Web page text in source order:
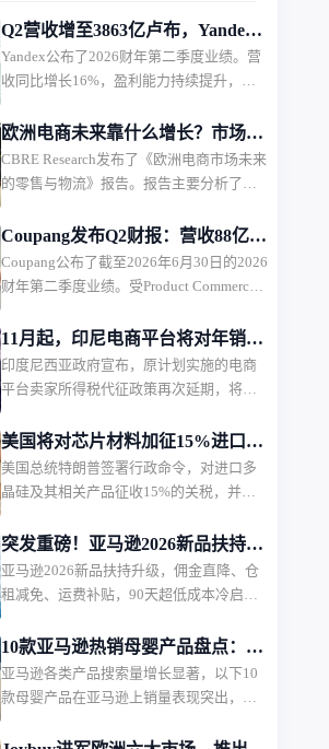
Q2营收增至3863亿卢布，Yandex
电商业务首次盈利
Yandex公布了2026财年第二季度业绩。营
收同比增长16%，盈利能力持续提升，电
欧洲电商未来靠什么增长？市场规
模、品类与物流全面解析
CBRE Research发布了《欧洲电商市场未来
的零售与物流》报告。报告主要分析了欧
商品类别，以及物流市场趋势，探讨未来
欧洲电商市场的发展方向。
Coupang发布Q2财报：营收88亿美
元，盈利能力承压
Coupang公布了截至2026年6月30日的2026
财年第二季度业绩。受Product Commerce
Coupang本季度营收保持增长，但利润承
压。
11月起，印尼电商平台将对年销售
额超5亿卢比卖家征税
印度尼西亚政府宣布，原计划实施的电商
平台卖家所得税代征政策再次延期，将从
表示，此次调整主要是为了在当前经济环
境下维护消费者购买力，政策本身内容不
会改变，只是推迟实施时间。
美国将对芯片材料加征15%进口关
税
美国总统特朗普签署行政命令，对进口多
晶硅及其相关产品征收15%的关税，并设
2026年12月正式生效。
突发重磅！亚马逊2026新品扶持计
划出炉，物流、仓储、佣金三重补
贴
亚马逊2026新品扶持升级，佣金直降、仓
租减免、运费补贴，90天超低成本冷启
10款亚马逊热销母婴产品盘点：婴
儿护理产品月销过万
亚马逊各类产品搜索量增长显著，以下10
款母婴产品在亚马逊上销量表现突出，深
款儿童夜灯，月销售额49.36万美元，销量